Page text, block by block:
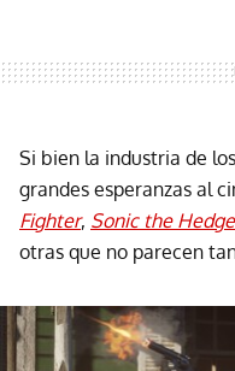
Si bien la industria de
grandes esperanzas al
Fighter, Sonic the
otras que no parecen